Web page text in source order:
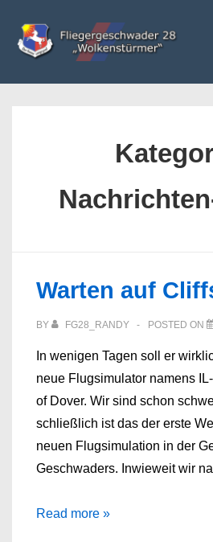
Zum
Inhalt
Warten auf
BY FG28_RANDY POSTED ON
In wenigen Tagen soll er
neue Flugsimulator namens
of Dover. Wir sind schon
schließlich ist das der erste
neuen Flugsimulation in der
Geschwaders. Inwieweit wir
Warten
Read more »